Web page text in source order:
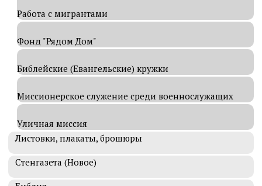
Работа с мигрантами
Фонд "Рядом Дом"
Библейские (Евангельские) кружки
Миссионерское служение среди военнослужащих
Уличная миссия
Листовки, плакаты, брошюры
Стенгазета (Новое)